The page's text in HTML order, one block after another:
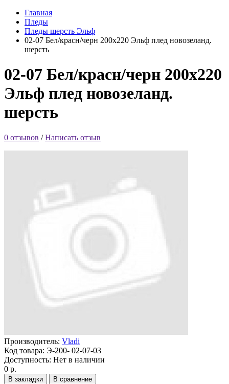
Главная
Пледы
Пледы шерсть Эльф
02-07 Бел/красн/черн 200х220 Эльф плед новозеланд.
шерсть
02-07 Бел/красн/черн 200х220
Эльф плед новозеланд.
шерсть
0 отзывов /Написать отзыв
Производитель: Vladi
Код товара: Э-200- 02-07-03
Доступность: Нет в наличии
0 р.
В закладки В сравнение